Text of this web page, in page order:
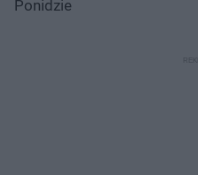
Ponidzie